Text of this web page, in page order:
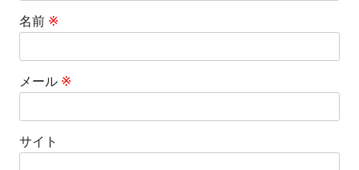
名前 ※
メール ※
サイト